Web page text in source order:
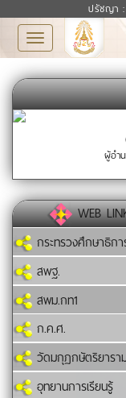
ปรัชญา :
Toggle
navigation
ผู้อำ
WEB
กระทรวงศึกษาธิก
สพฐ.
สพม.กท1
ก.ค.ศ.
วัดมกุฏกษัตริยารา
อุทยานการเรียนรู้